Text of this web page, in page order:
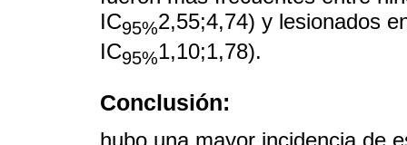
IC95%2,55;4,74) y lesionados
IC95%1,10;1,78).
Conclusión: